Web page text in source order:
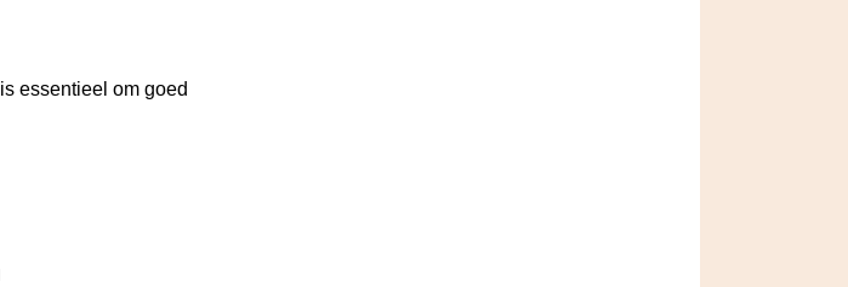
essentieel om goed